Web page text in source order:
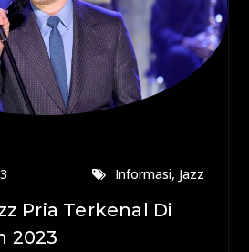
Informasi, Jazz
Pria Terkenal Di
2023